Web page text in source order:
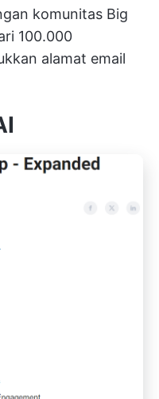
komunitas Big
100.000
alamat email